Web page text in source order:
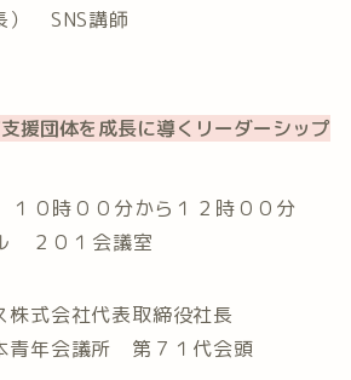
） SNS講師
援団体を成長に導くリーダーシップ
１０時００分から１２時００分
２０１会議室⁡⁡
株式会社代表取締役社長
年会議所 第７１代会頭